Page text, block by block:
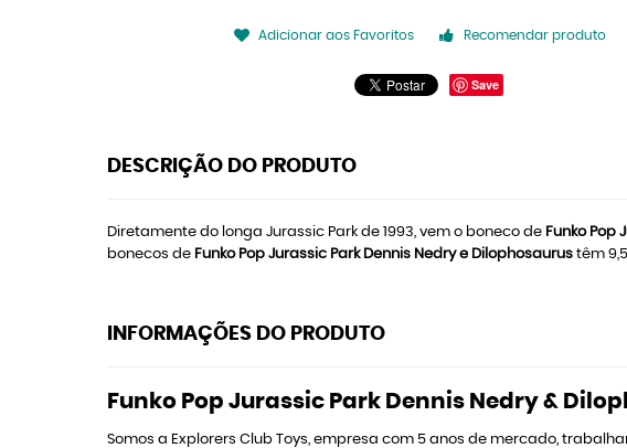
Adicionar aos Favoritos Recomendar produto
Save
DESCRIÇÃO DO PRODUTO
Diretamente do longa Jurassic Park de 1993, vem o boneco de Funko Pop
bonecos de Funko Pop Jurassic Park Dennis Nedry e Dilophosaurus têm
INFORMAÇÕES DO PRODUTO
Funko Pop Jurassic Park Dennis Nedry &
Somos a Explorers Club Toys, empresa com 5 anos de mercado,